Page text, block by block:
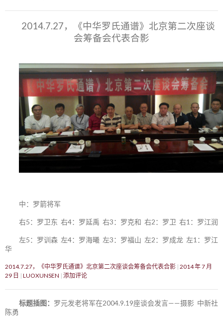
2014.7.27，《中华罗氏通谱》北京第二次座谈
会筹备会代表合影
中：罗箭将军
右5：罗卫东 右4：罗延禹 右3：罗克和 右2：罗卫 右1：罗江润
左5：罗训森 左4：罗海曦 左3：罗福山 左2：罗成龙 左1：罗江
华
2014.7.27，《中华罗氏通谱》北京第二次座谈会筹备会代表合影 2014 年 7 月
29 日
LUOXUNSEN 添加评论
标题插图： 罗元发老将军在2004.9.19座谈会发言——摄影 中新社
陈勇